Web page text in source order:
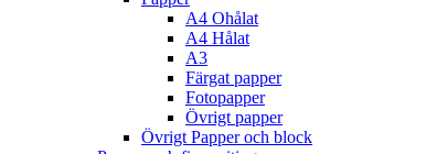
A4 Ohålat
A4 Hålat
A3
Färgat papper
Fotopapper
Övrigt papper
Övrigt Papper och block